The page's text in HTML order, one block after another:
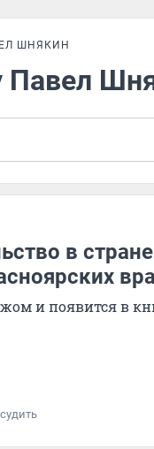
ШНЯКИН
Павел
в
и появится в